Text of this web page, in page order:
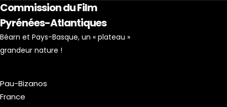
Commission du Film
Pyrénées-Atlantiques
Béarn et Pays-Basque, un « plateau »
grandeur nature !
Pau-Bizanos
France